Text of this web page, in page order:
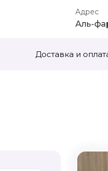
Адрес
Аль-
Доставка и